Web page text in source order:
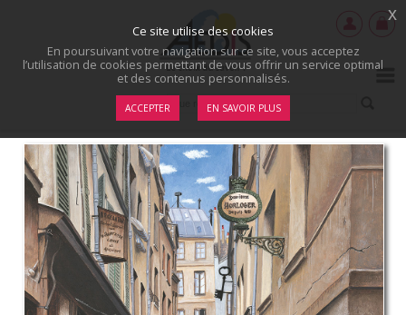
Ce site utilise des cookies
En poursuivant votre navigation sur ce site, vous acceptez
l’utilisation de cookies permettant de vous offrir un service optimal
et des contenus personnalisés.
ACCEPTER EN SAVOIR PLUS
x